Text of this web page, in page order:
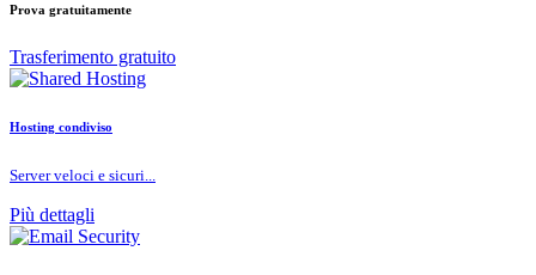
Prova gratuitamente
Trasferimento gratuito
Hosting condiviso
Server veloci e sicuri...
Più dettagli